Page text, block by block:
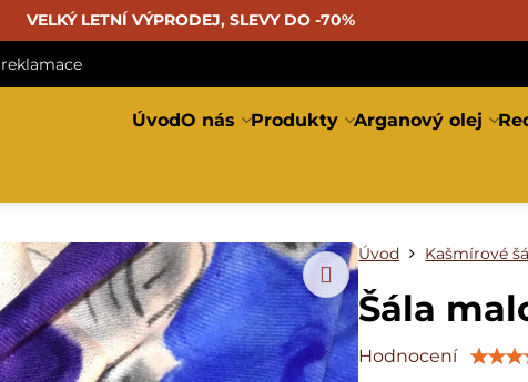
VELKÝ LETNÍ VÝPRODEJ, SLEVY DO -70%
ÚvodO nás Produkty Arganový olej
Úvod Kašmírové
Šála
Hodnocení